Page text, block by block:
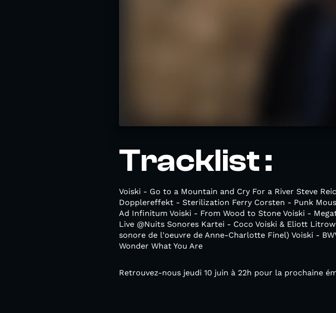
Tracklist :
Voiski - Go to a Mountain and Cry For a River Steve
Dopplereffekt - Sterilization Ferry Corsten - Punk
Ad Infinitum Voiski - From Wood to Stone Voiski -
Live @Nuits Sonores Kartei - Coco Voiski & Eliott
sonore de l'oeuvre de Anne-Charlotte Finel) Voiski -
Wonder What You Are
Retrouvez-nous jeudi 10 juin à 22h pour la prochaine